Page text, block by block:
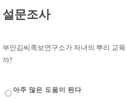
설문조사
부안김씨족보연구소가 자녀의 뿌리 교
까?
아주 많은 도움이 된다